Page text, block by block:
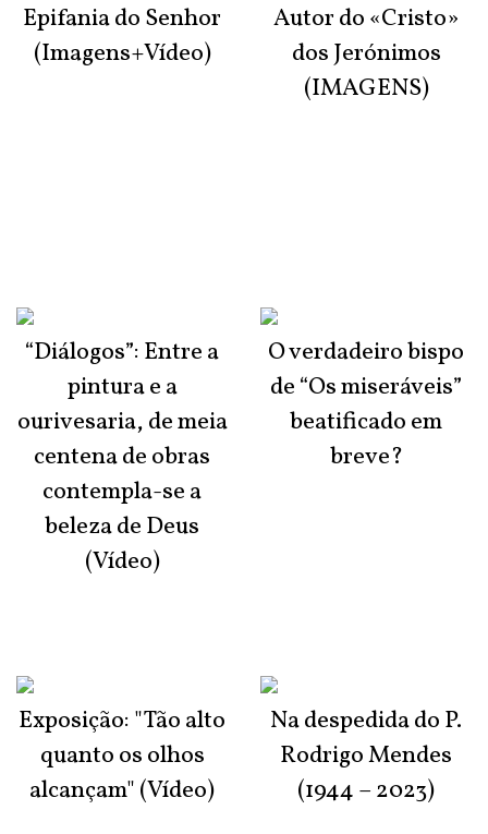
Epifania do Senhor
(Imagens+Vídeo)
“Diálogos”: Entre a
pintura e a
ourivesaria, de meia
centena de obras
contempla-se a
beleza de Deus
(Vídeo)
Exposição: "Tão alto
quanto os olhos
alcançam" (Vídeo)
Autor do «Cristo»
dos Jerónimos
(IMAGENS)
O verdadeiro bispo
de “Os miseráveis”
beatificado em
breve?
Na despedida do P.
Rodrigo Mendes
(1944 – 2023)